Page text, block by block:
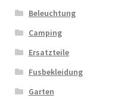
Beleuchtung
Camping
Ersatzteile
Fusbekleidung
Garten